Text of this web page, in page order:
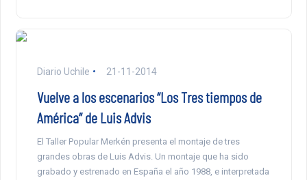
Diario Uchile 21-11-2014
Vuelve a los escenarios “Los Tres tiempos de
América” de Luis Advis
El Taller Popular Merkén presenta el montaje de tres
grandes obras de Luis Advis. Un montaje que ha sido
grabado y estrenado en España el año 1988, e interpretada